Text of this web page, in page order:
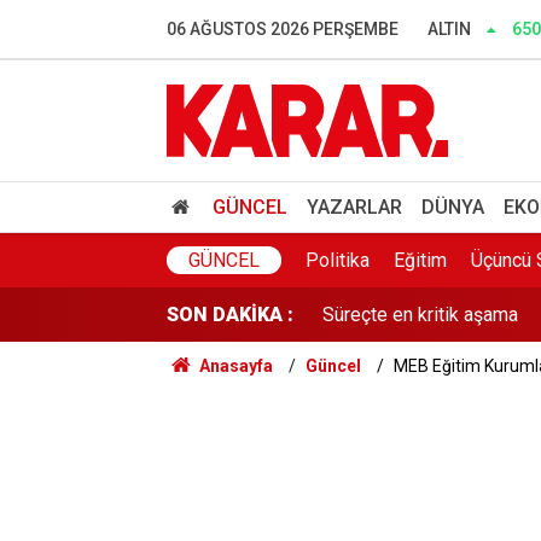
06 AĞUSTOS 2026 PERŞEMBE ALTIN
GÜNCEL YAZARLAR DÜNYA
GÜNCEL Politika Eğitim Üçüncü
SON DAKİKA :
Murat Bakan'dan
Lozan mübadillerinden
Süreçte en kritik aşama
Gaziantep'te acı olay! 91
Belediye kursunda
Anasayfa Güncel MEB Eğitim